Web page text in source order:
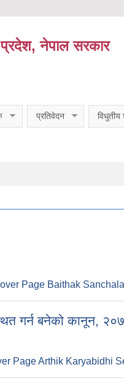
प्रदेश, नेपाल सरकार
प्रतिवेदन
Page Baithak
गर्न बनेको कानून,
Page Arthik Karyabidhi